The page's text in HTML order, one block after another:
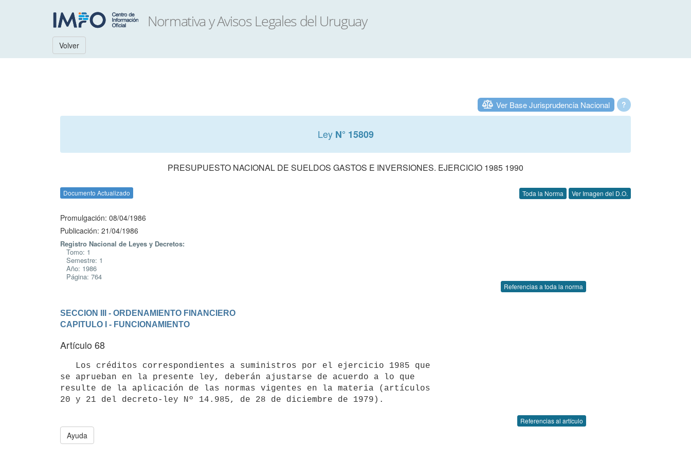
Volver
?
Ver Base Jurisprudencia Nacional
Ley N° 15809
PRESUPUESTO NACIONAL DE SUELDOS GASTOS E INVERSIONES. EJERCICIO 1985 1990
Documento Actualizado Toda la Norma Ver Imagen del D.O.
Promulgación: 08/04/1986
Publicación: 21/04/1986
Registro Nacional de Leyes y Decretos:
Tomo: 1
Semestre: 1
Año: 1986
Página: 764
Referencias a toda la norma
SECCION III - ORDENAMIENTO FINANCIERO
CAPITULO I - FUNCIONAMIENTO
Artículo 68
se aprueban en la presente ley, deberán ajustarse de acuerdo a lo que
resulte de la aplicación de las normas vigentes en la materia (artículos
Referencias al artículo
Ayuda